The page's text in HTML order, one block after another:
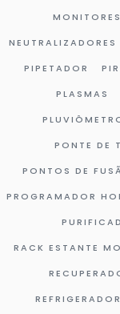
NEUTRALIZADORES
PIPETADOR
PLASMAS
PONTE DE
PONTOS DE
PROGRAMADOR
RACK ESTANTE